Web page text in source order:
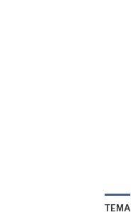
TEМА